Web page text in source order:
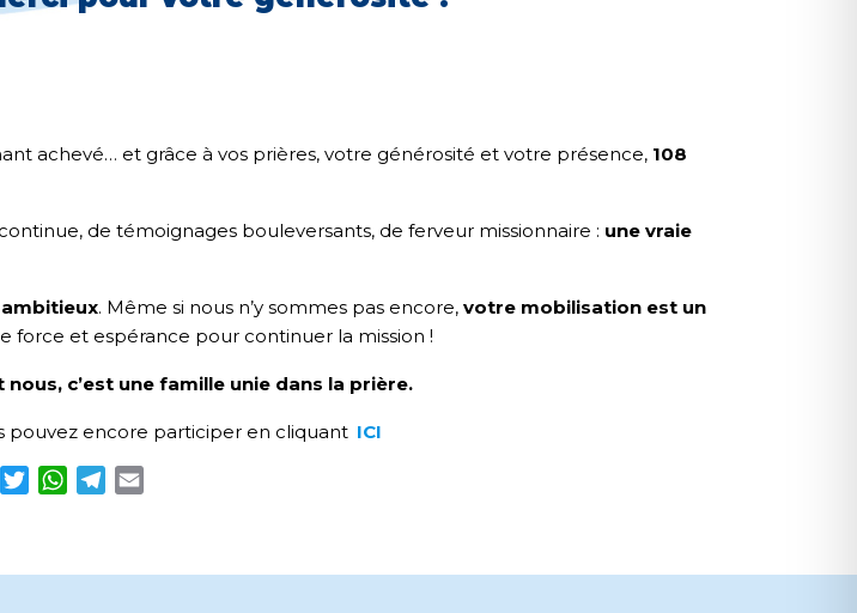
achevé… et grâce à vos prières, votre générosité et votre présence, 108
de témoignages bouleversants, de ferveur missionnaire : une vraie
. Même si nous n’y sommes pas encore, votre mobilisation est un
force et espérance pour continuer la mission !
nous, c’est une famille unie dans la prière.
pouvez encore participer en cliquant ICI
Facebook
TwitterWhatsApp
Telegram